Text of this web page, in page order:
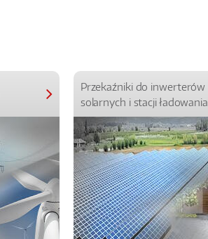
Przekaźniki do inwerterów
solarnych i stacji ładowania